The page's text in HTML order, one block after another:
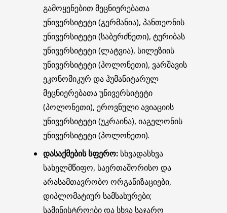
გამოყენებით მეცნიერებათა
უნივერსიტეტი (გერმანია), პანთეონის
უნივერსიტეტი (საბერძნეთი), ტურიბას
უნივერსიტეტი (ლატვია), სილეზიის
უნივერსიტეტი (პოლონეთი), ვარშავის
ეკონომიკურ და ჰუმანიტარულ
მეცნიერებათა უნივერსიტეტი
(პოლონეთი), ეროვნული ავიაციის
უნივერსიტეტი (უკრაინა), იაგელონის
უნივერსიტეტი (პოლონეთი).
დასაქმების სფერო: სხვადასხვა
სახელმწიფო, საერთაშორისო და
არასამთავრობო ორგანიზაციები,
დიპლომატიურ სამსახურები;
სამინისტროები და სხვა საჯარო